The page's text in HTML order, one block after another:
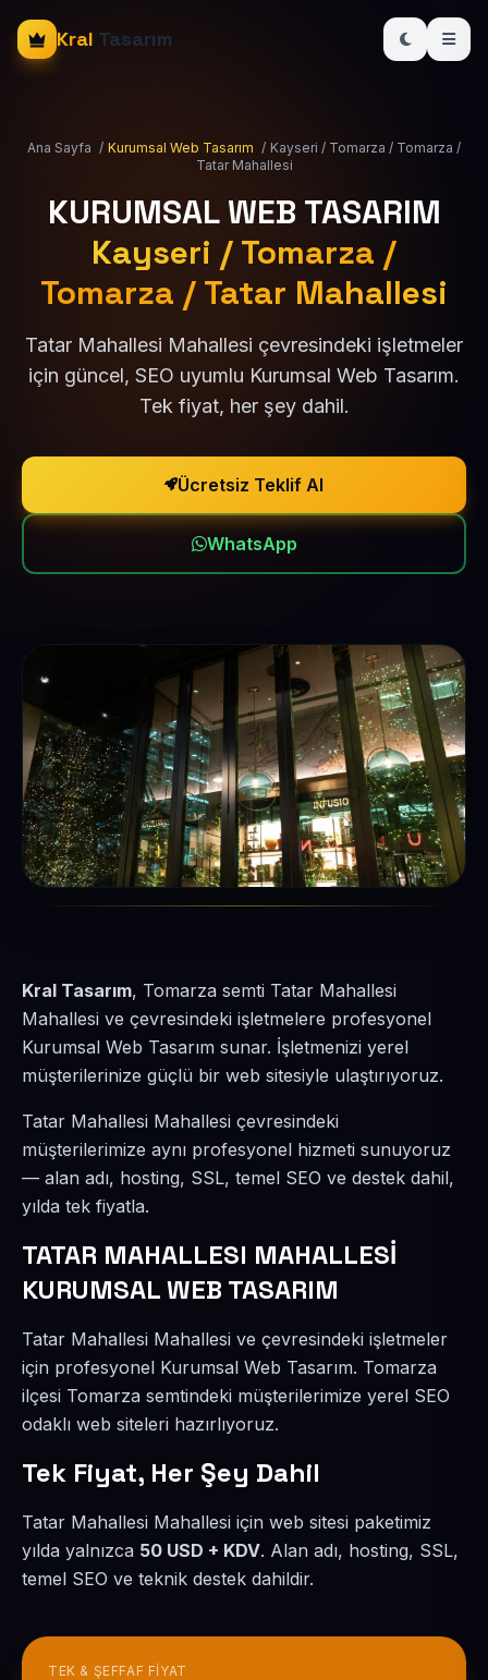
Kral Tasarım
Ana Sayfa / Kurumsal Web Tasarım / Kayseri / Tomarza / Tomarza /
Tatar Mahallesi
KURUMSAL WEB TASARIM
Kayseri / Tomarza /
Tomarza / Tatar Mahallesi
Tatar Mahallesi Mahallesi çevresindeki işletmeler
için güncel, SEO uyumlu Kurumsal Web Tasarım.
Tek fiyat, her şey dahil.
Ücretsiz Teklif Al
WhatsApp
Kral Tasarım, Tomarza semti Tatar Mahallesi
Mahallesi ve çevresindeki işletmelere profesyonel
Kurumsal Web Tasarım sunar. İşletmenizi yerel
müşterilerinize güçlü bir web sitesiyle ulaştırıyoruz.
Tatar Mahallesi Mahallesi çevresindeki
müşterilerimize aynı profesyonel hizmeti sunuyoruz
— alan adı, hosting, SSL, temel SEO ve destek dahil,
yılda tek fiyatla.
TATAR MAHALLESI MAHALLESİ
KURUMSAL WEB TASARIM
Tatar Mahallesi Mahallesi ve çevresindeki işletmeler
için profesyonel Kurumsal Web Tasarım. Tomarza
ilçesi Tomarza semtindeki müşterilerimize yerel SEO
odaklı web siteleri hazırlıyoruz.
Tek Fiyat, Her Şey Dahil
Tatar Mahallesi Mahallesi için web sitesi paketimiz
yılda yalnızca 50 USD + KDV. Alan adı, hosting, SSL,
temel SEO ve teknik destek dahildir.
TEK & ŞEFFAF FIYAT